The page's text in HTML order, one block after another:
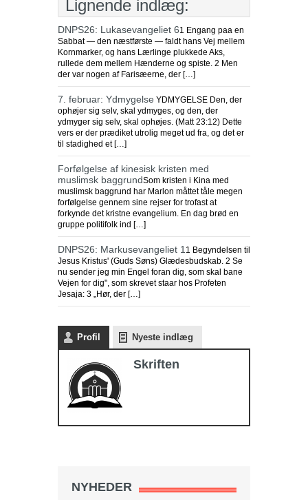
Lignende indlæg:
DNPS26: Lukasevangeliet 61 Engang paa en
Sabbat — den næstførste — faldt hans Vej mellem
Kornmarker, og hans Lærlinge plukkede Aks,
rullede dem mellem Hænderne og spiste. 2 Men
der var nogen af Farisæerne, der […]
7. februar: Ydmygelse YDMYGELSE Den, der
ophøjer sig selv, skal ydmyges, og den, der
ydmyger sig selv, skal ophøjes. (Matt 23:12) Dette
vers er der prædiket utrolig meget ud fra, og det er
til stadighed et […]
Forfølgelse af kinesisk kristen med
muslimsk baggrundSom kristen i Kina med
muslimsk baggrund har Marlon måttet tåle megen
forfølgelse gennem sine rejser for trofast at
forkynde det kristne evangelium. En dag brød en
gruppe politifolk ind […]
DNPS26: Markusevangeliet 1 1 Begyndelsen til
Jesus Kristus' (Guds Søns) Glædesbudskab. 2 Se
nu sender jeg min Engel foran dig, som skal bane
Vejen for dig", som skrevet staar hos Profeten
Jesaja: 3 „Hør, der […]
Profil Nyeste indlæg
Skriften
NYHEDER